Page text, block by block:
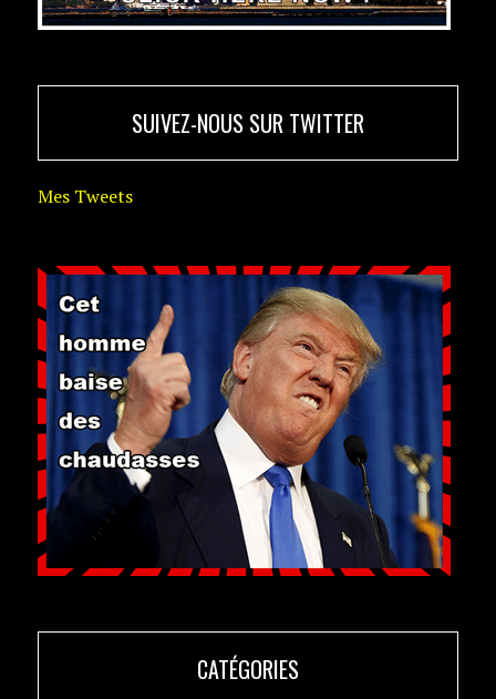
SUIVEZ-NOUS SUR TWITTER
Mes Tweets
CATÉGORIES